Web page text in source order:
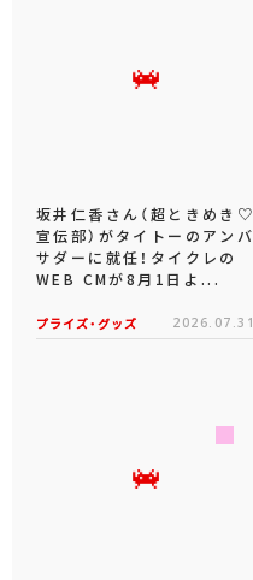
坂井仁香さん（超ときめき♡
宣伝部）がタイトーのアンバ
サダーに就任！タイクレの
WEB CMが8月1日よ...
プライズ・グッズ 2026.07.31